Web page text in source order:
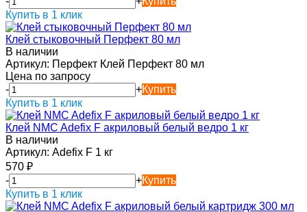
Купить в 1 клик
Клей стыковочный Перфект 80 мл
В наличии
Артикул: Перфект Клей Перфект 80 мл
Цена по запросу
-
+Купить
Купить в 1 клик
Клей NMC Adefix F акриловый белый ведро 1 кг
В наличии
Артикул: Adefix F 1 кг
570 ₽
-
+Купить
Купить в 1 клик